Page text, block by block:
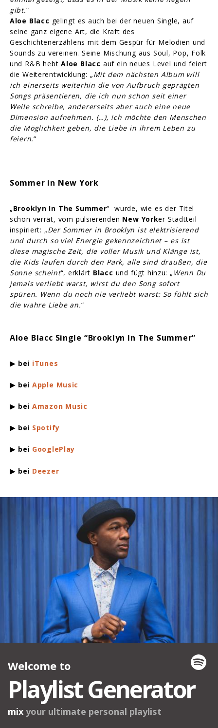
gibt.“
Aloe Blacc gelingt es auch bei der neuen Single, auf
seine ganz eigene Art, die Kraft des
Geschichtenerzählens mit dem Gespür für Melodien und
Sounds zu vereinen. Seine Mischung aus Soul, Pop, Folk
und R&B hebt Aloe Blacc auf ein neues Level und feiert
die Weiterentwicklung: „Mit dem nächsten Album will
ich einerseits weiterhin die von Aufbruch geprägten
Songs präsentieren, die ich nun schon seit einer
Weile schreibe, andererseits aber auch eine neue
Dimension aufnehmen. (…), ich möchte den Menschen
die Möglichkeit geben, die Liebe in ihrem Leben zu
feiern.“
Sommer in New York
„Brooklyn In The Summer“ wurde, wie es der Titel
schon verrät, vom pulsierenden New Yorker Stadtteil
inspiriert: „Der Sommer in Brooklyn ist elektrisierend
und durch so viel Energie gekennzeichnet – es ist
diese magische Zeit, die voller Musik und Klänge ist,
die Kids laufen durch den Park, alle sind draußen, die
Sonne scheint“, erklärt Blacc und fügt hinzu: „ Wenn Du
jemals verliebt warst, wirst du den Song sofort
spüren. Wenn du noch nie verliebt warst: So fühlt sich
die wahre Liebe an.“
Aloe Blacc Single “Brooklyn In The Summer”
▶ bei iTunes
▶ beiApple Music
▶ beiAmazon Music
▶ bei Spotify
▶ bei GooglePlay
▶ bei Deezer